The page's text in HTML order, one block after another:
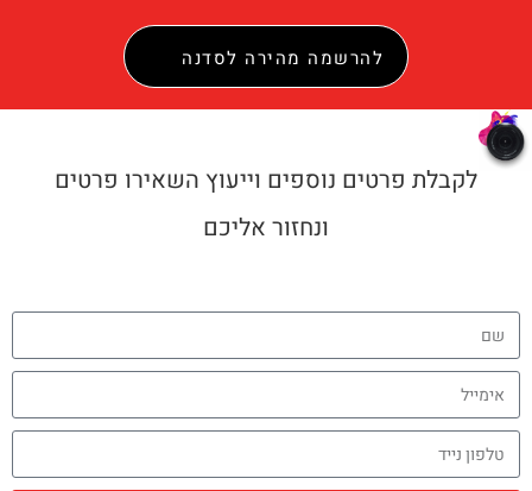
להרשמה מהירה לסדנה
לקבלת פרטים נוספים וייעוץ השאירו פרטים
ונחזור אליכם